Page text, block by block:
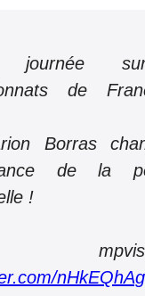
journée
de
Borras
de la
!